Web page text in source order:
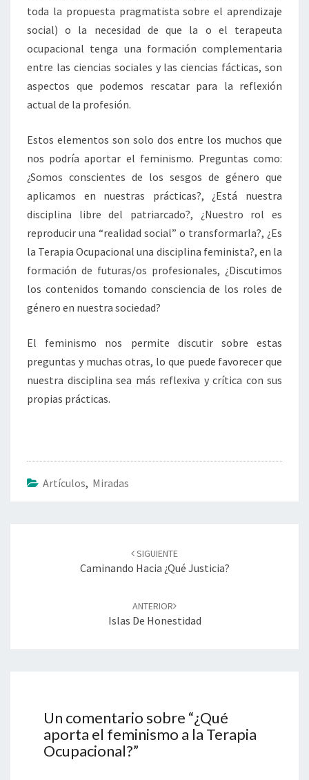
toda la propuesta pragmatista sobre el aprendizaje
social) o la necesidad de que la o el terapeuta
ocupacional tenga una formación complementaria
entre las ciencias sociales y las ciencias fácticas, son
aspectos que podemos rescatar para la reflexión
actual de la profesión.
Estos elementos son solo dos entre los muchos que
nos podría aportar el feminismo. Preguntas como:
¿Somos conscientes de los sesgos de género que
aplicamos en nuestras prácticas?, ¿Está nuestra
disciplina libre del patriarcado?, ¿Nuestro rol es
reproducir una “realidad social” o transformarla?, ¿Es
la Terapia Ocupacional una disciplina feminista?, en la
formación de futuras/os profesionales, ¿Discutimos
los contenidos tomando consciencia de los roles de
género en nuestra sociedad?
El feminismo nos permite discutir sobre estas
preguntas y muchas otras, lo que puede favorecer que
nuestra disciplina sea más reflexiva y crítica con sus
propias prácticas.
Artículos, Miradas
SIGUIENTE
Caminando Hacia ¿Qué Justicia?
ANTERIOR
Islas De Honestidad
Un comentario sobre “¿Qué
aporta el feminismo a la Terapia
Ocupacional?”